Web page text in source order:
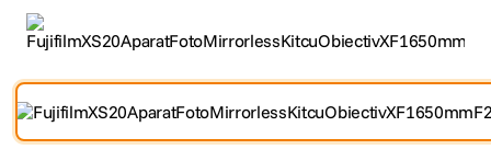
2. trepied
4. peak design